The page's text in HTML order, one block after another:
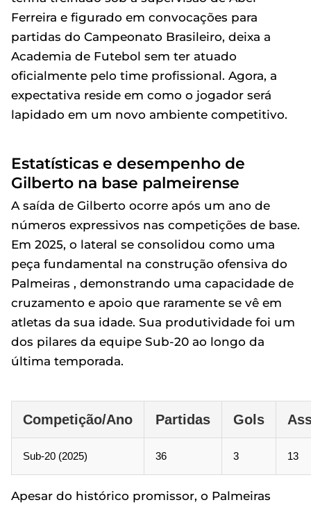
Ferreira e figurado em convocações para
partidas do Campeonato Brasileiro, deixa a
Academia de Futebol sem ter atuado
oficialmente pelo time profissional. Agora, a
expectativa reside em como o jogador será
lapidado em um novo ambiente competitivo.
Estatísticas e desempenho de
Gilberto na base palmeirense
A saída de Gilberto ocorre após um ano de
números expressivos nas competições de base.
Em 2025, o lateral se consolidou como uma
peça fundamental na construção ofensiva do
Palmeiras , demonstrando uma capacidade de
cruzamento e apoio que raramente se vê em
atletas da sua idade. Sua produtividade foi um
dos pilares da equipe Sub-20 ao longo da
última temporada.
Competição/Ano Partidas Gols
Sub-20 (2025) 36 3 13
Apesar do histórico promissor, o Palmeiras